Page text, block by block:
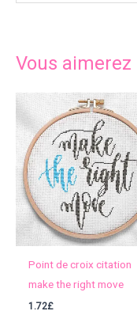
Vous
Point de croix citation
make the right move
1.72£